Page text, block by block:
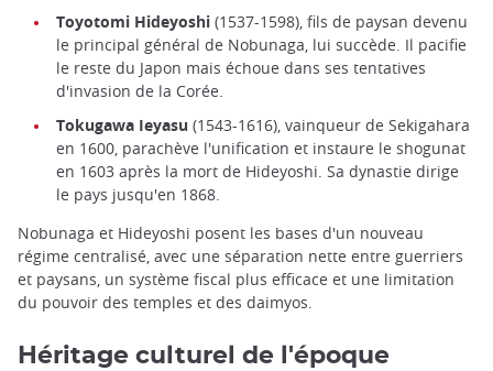
Toyotomi Hideyoshi (1537-1598), fils de paysan devenu
le principal général de Nobunaga, lui succède. Il pacifie
le reste du Japon mais échoue dans ses tentatives
d'invasion de la Corée.
Tokugawa Ieyasu (1543-1616), vainqueur de Sekigahara
en 1600, parachève l'unification et instaure le shogunat
en 1603 après la mort de Hideyoshi. Sa dynastie dirige
le pays jusqu'en 1868.
Nobunaga et Hideyoshi posent les bases d'un nouveau
régime centralisé, avec une séparation nette entre guerriers
et paysans, un système fiscal plus efficace et une limitation
du pouvoir des temples et des daimyos.
Héritage culturel de l'époque